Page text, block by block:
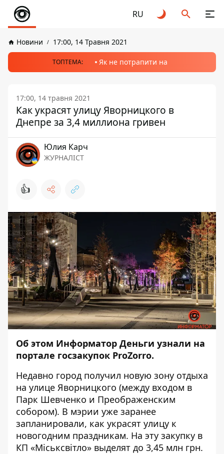
RU
Новини 17:00, 14 Травня 2021
ТОПТЕМА: Як не потрапити на
17:00, 14 травня 2021
Как украсят улицу Яворницкого в
Днепре за 3,4 миллиона гривен
Юлия Карч
ЖУРНАЛІСТ
👍
Об этом Информатор Деньги узнали на
портале госзакупок ProZorro.
Недавно город получил новую зону отдыха
на улице Яворницкого (между входом в
Парк Шевченко и Преображенским
собором). В мэрии уже заранее
запланировали, как украсят улицу к
новогодним праздникам. На эту закупку в
КП «Міськсвітло» выделят до 3,45 млн грн.